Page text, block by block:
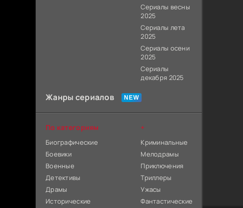
Сериалы весны
2025
Сериалы лета
2025
Сериалы осени
2025
Сериалы
декабря 2025
Жанры сериалов
По категориям
Биографические
Боевики
Военные
Детективы
Драмы
Исторические
+
Криминальные
Мелодрамы
Приключения
Триллеры
Ужасы
Фантастические